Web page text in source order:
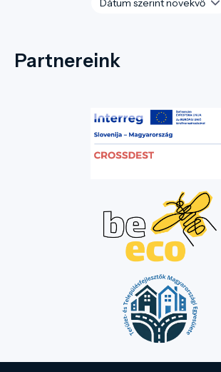
Partnereink